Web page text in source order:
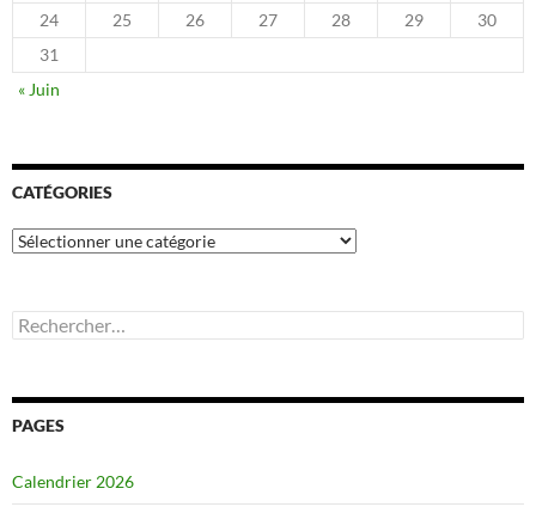
24 25 26 27 28 29
30
31
« Juin
CATÉGORIES
Catégories
Rechercher :
PAGES
Calendrier 2026